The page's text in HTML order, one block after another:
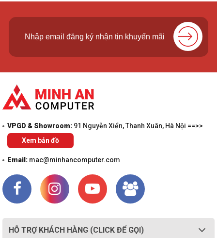
VPGD & Showroom: 91 Nguyễn Xiển, Thanh Xuân, Hà Nội ==>>
Xem bản đồ
Email: mac@minhancomputer.com
HỖ TRỢ KHÁCH HÀNG (CLICK ĐỂ GỌI)